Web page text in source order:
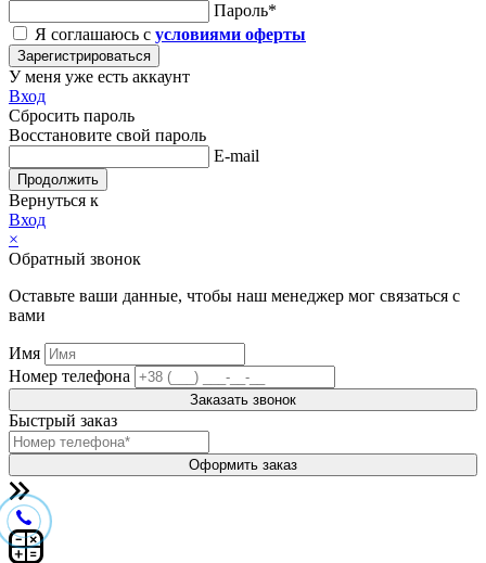
Пароль*
Я соглашаюсь с условиями оферты
Зарегистрироваться
У меня уже есть аккаунт
Вход
Сбросить пароль
Восстановите свой пароль
E-mail
Продолжить
Вернуться к
Вход
×
Обратный звонок
Оставьте ваши данные, чтобы наш менеджер мог связаться с
вами
Имя
Номер телефона
Заказать звонок
Быстрый заказ
Оформить заказ